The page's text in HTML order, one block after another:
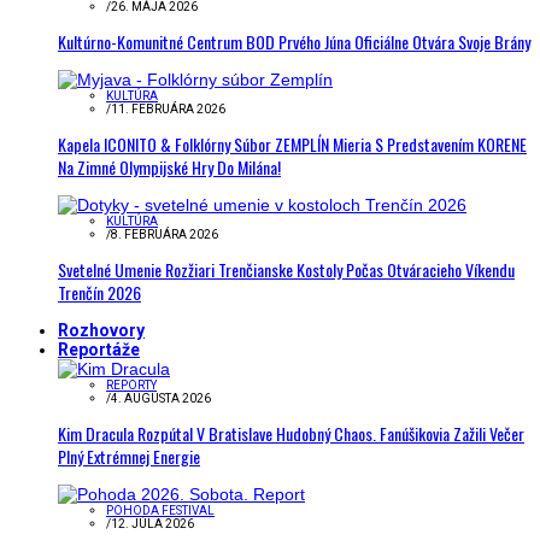
/26. MÁJA 2026
Kultúrno-Komunitné Centrum BOD Prvého Júna Oficiálne Otvára Svoje Brány
KULTÚRA
/11. FEBRUÁRA 2026
Kapela ICONITO & Folklórny Súbor ZEMPLÍN Mieria S Predstavením KORENE
Na Zimné Olympijské Hry Do Milána!
KULTÚRA
/8. FEBRUÁRA 2026
Svetelné Umenie Rozžiari Trenčianske Kostoly Počas Otváracieho Víkendu
Trenčín 2026
Rozhovory
Reportáže
REPORTY
/4. AUGUSTA 2026
Kim Dracula Rozpútal V Bratislave Hudobný Chaos. Fanúšikovia Zažili Večer
Plný Extrémnej Energie
POHODA FESTIVAL
/12. JÚLA 2026